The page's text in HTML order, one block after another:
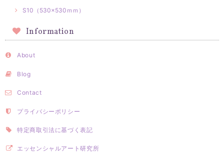
S10（530×530ｍｍ）
Information
About
Blog
Contact
プライバシーポリシー
特定商取引法に基づく表記
エッセンシャルアート研究所